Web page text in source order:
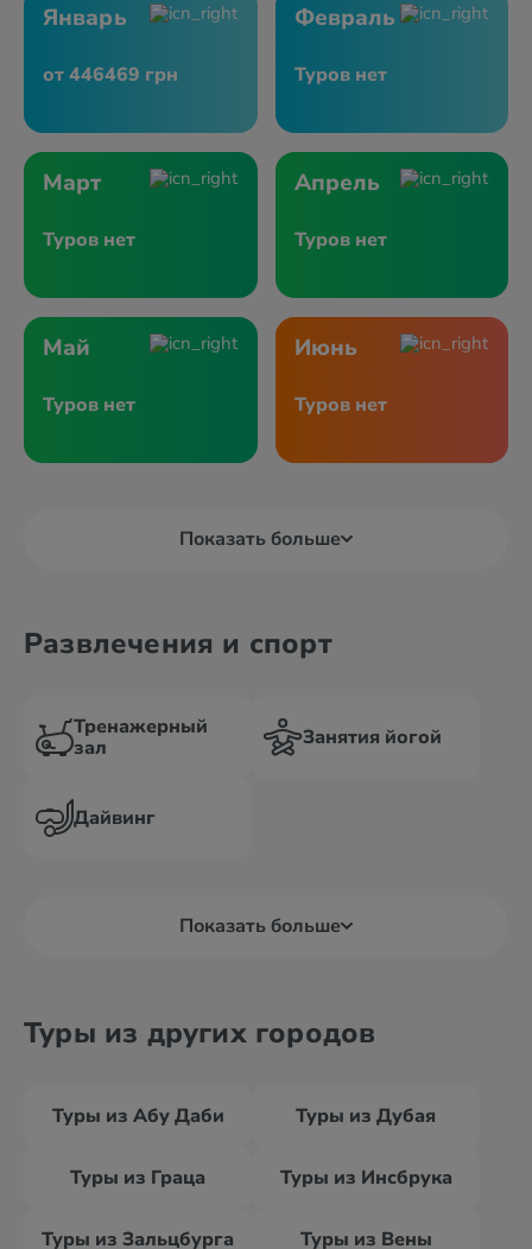
Январь
от 446469 грн
Февраль
Туров нет
Март
Туров нет
Апрель
Туров нет
Май
Туров нет
Июнь
Туров нет
Показать больше
Развлечения и спорт
Тренажерный
зал
Занятия йогой
Дайвинг
Показать больше
Туры из других городов
Туры из Абу Даби Туры из Дубая
Туры из Граца Туры из Инсбрука
Туры из Зальцбурга Туры из Вены